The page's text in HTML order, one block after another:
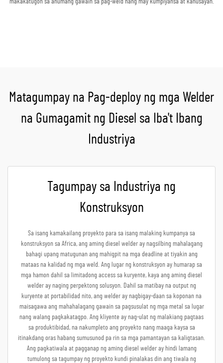
Matagumpay na Pag-deploy ng mga Welder
na Gumagamit ng Diesel sa Iba't Ibang
Industriya
Tagumpay sa Industriya ng
Konstruksyon
Sa isang kamakailang proyekto para sa isang malaking kumpanya sa
konstruksyon sa Africa, ang aming diesel welder ay nagsilbing mahalagang
bahagi upang matugunan ang mahigpit na mga deadline at tiyakin ang
mataas na kalidad ng mga weld. Ang lugar ng konstruksyon ay humarap sa
mga hamon dahil sa limitadong access sa kuryente, kaya ang aming diesel
welder ay naging perpektong solusyon. Dahil sa matibay na output ng
kuryente at portabilidad nito, ang welder ay nagbigay-daan sa koponan na
maisagawa ang mahahalagang gawain sa pagsusulat ng mga metal sa lugar
nang walang pagkakatagpo. Ang kliyente ay nag-ulat ng malakiang pagtaas
sa produktibidad, na nakumpleto ang proyekto nang maaga kaysa sa
itinakdang oras habang sumusunod pa rin sa mga pamantayan sa kaligtasan.
Ang pagkatiwala at pagganap ng aming diesel welder ay hindi lamang
tumulong sa tagumpay ng proyekto kundi pinalakas din ang tiwala ng